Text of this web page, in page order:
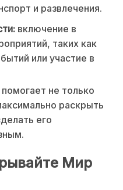
и развлечения.
включение в
таких как
или участие в
не только
раскрыть
его
Мир